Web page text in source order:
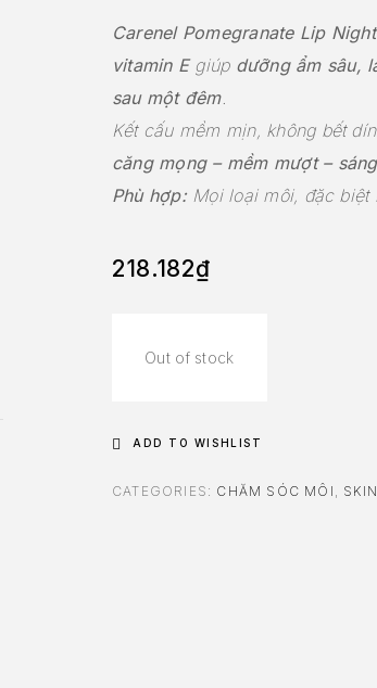
Carenel Pomegranate Lip
vitamin Egiúp dưỡng ẩm sâu,
sau một đêm.
Kết cấu mềm mịn, không bết
căng mọng – mềm mượt –
Phù hợp:Mọi loại môi, đặc biệt
218.182₫
Out of stock
ADD TO WISHLIST
CATEGORIES: CHĂM SÓC MÔI ,